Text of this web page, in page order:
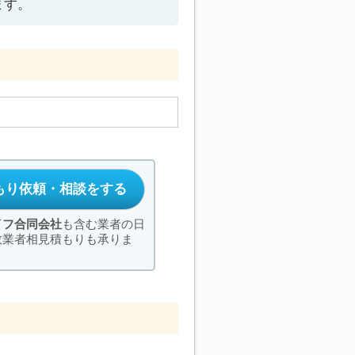
。
り依頼・相談をする
合同会社も含む業者の日
者相見積もりも承りま